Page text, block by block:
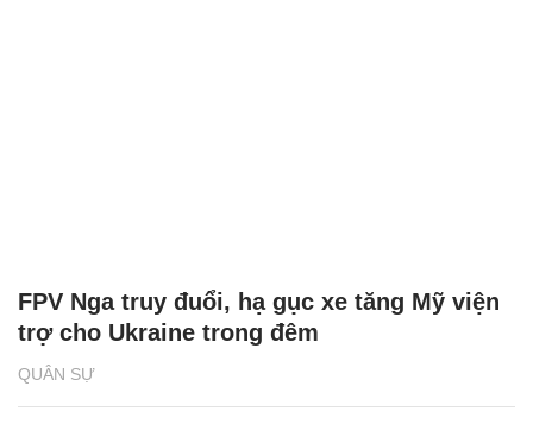
QUÂN SỰ
FPV Nga truy đuổi, hạ gục xe tăng Mỹ viện
trợ cho Ukraine trong đêm